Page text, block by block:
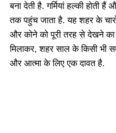
बना देती है. गर्मियां हल्की होती
तक पहुंच जाता है. यह शहर के
और कोने को पूरी तरह से देखने
मिलाकर, शहर साल के किसी भी
और आत्मा के लिए एक दावत है.